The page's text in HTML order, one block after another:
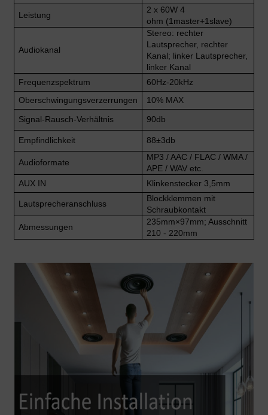
Leistung
2 x 60W 4
ohm (1master+1slave)
Audiokanal
Stereo: rechter
Lautsprecher, rechter
Kanal; linker Lautsprecher,
linker Kanal
Frequenzspektrum
60Hz-20kHz
Oberschwingungsverzerrungen
10% MAX
Signal-Rausch-Verhältnis
90db
Empfindlichkeit 88±3db
Audioformate
MP3 / AAC / FLAC / WMA /
APE / WAV etc.
AUX IN
Klinkenstecker 3,5mm
Lautsprecheranschluss
Blockklemmen mit
Schraubkontakt
Abmessungen
235mm×97mm; Ausschnitt
210 - 220mm